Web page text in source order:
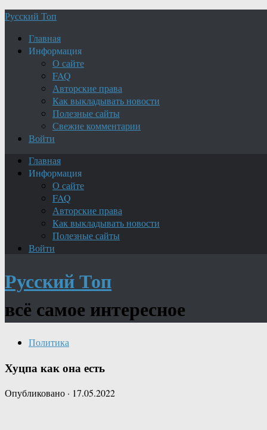
Русский Топ
Главная
Информация
О сайте
FAQ
Авторские права
Как выкладывать новости
Полезные сайты
Свежие комментарии
Войти
Главная
Информация
О сайте
FAQ
Авторские права
Как выкладывать новости
Полезные сайты
Войти
Русский Топ
всё самое интересное
Политика
Хуцпа как она есть
Опубликовано · 17.05.2022